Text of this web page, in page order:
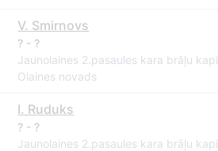
V. Smirnovs
? - ?
Jaunolaines 2.pasaules kara brāļu kapi
Olaines novads
I. Ruduks
? - ?
Jaunolaines 2.pasaules kara brāļu kapi